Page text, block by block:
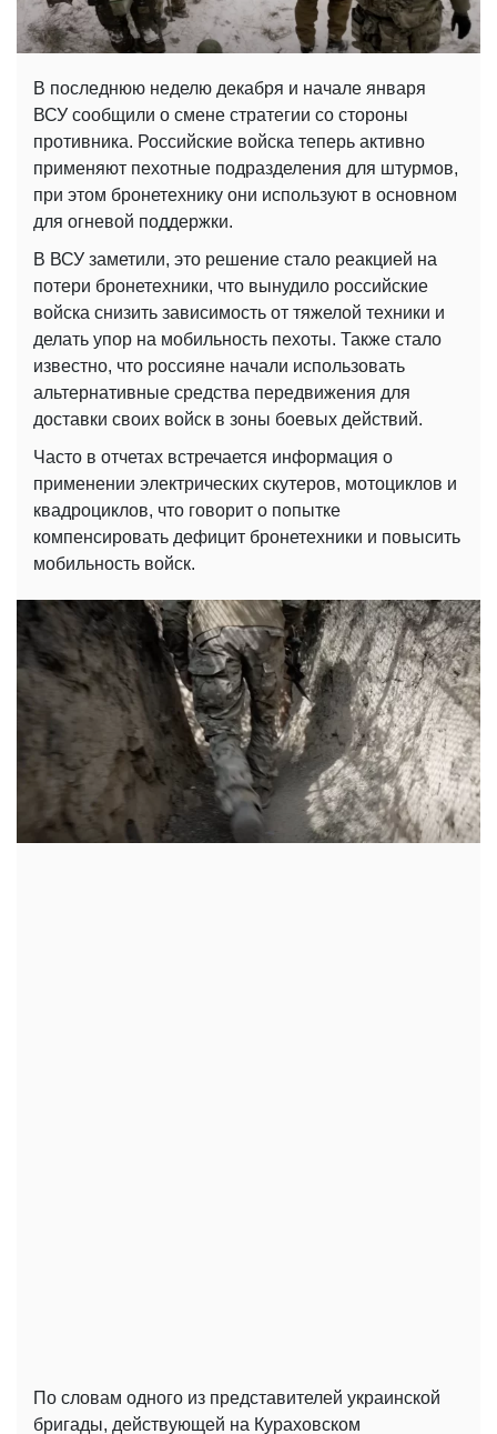
В последнюю неделю декабря и начале января
ВСУ сообщили о смене стратегии со стороны
противника. Российские войска теперь активно
применяют пехотные подразделения для штурмов,
при этом бронетехнику они используют в основном
для огневой поддержки.
В ВСУ заметили, это решение стало реакцией на
потери бронетехники, что вынудило российские
войска снизить зависимость от тяжелой техники и
делать упор на мобильность пехоты. Также стало
известно, что россияне начали использовать
альтернативные средства передвижения для
доставки своих войск в зоны боевых действий.
Часто в отчетах встречается информация о
применении электрических скутеров, мотоциклов и
квадроциклов, что говорит о попытке
компенсировать дефицит бронетехники и повысить
мобильность войск.
По словам одного из представителей украинской
бригады, действующей на Кураховском